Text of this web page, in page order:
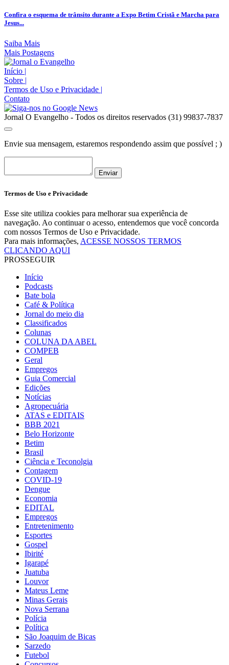
Confira o esquema de trânsito durante a Expo Betim Cristã e Marcha para
Jesus...
Saiba Mais
Mais Postagens
Início |
Sobre |
Termos de Uso e Privacidade |
Contato
Jornal O Evangelho - Todos os direitos reservados (31) 99837-7837
Envie sua mensagem, estaremos respondendo assim que possível ; )
Enviar
Termos de Uso e Privacidade
Esse site utiliza cookies para melhorar sua experiência de
navegação. Ao continuar o acesso, entendemos que você concorda
com nossos Termos de Uso e Privacidade.
Para mais informações, ACESSE NOSSOS TERMOS
CLICANDO AQUI
PROSSEGUIR
Início
Podcasts
Bate bola
Café & Política
Jornal do meio dia
Classificados
Colunas
COLUNA DA ABEL
COMPEB
Geral
Empregos
Guia Comercial
Edições
Notícias
Agropecuária
ATAS e EDITAIS
BBB 2021
Belo Horizonte
Betim
Brasil
Ciência e Teconolgia
Contagem
COVID-19
Dengue
Economia
EDITAL
Empregos
Entretenimento
Esportes
Gospel
Ibirité
Igarapé
Juatuba
Louvor
Mateus Leme
Minas Gerais
Nova Serrana
Polícia
Política
São Joaquim de Bicas
Sarzedo
Futebol